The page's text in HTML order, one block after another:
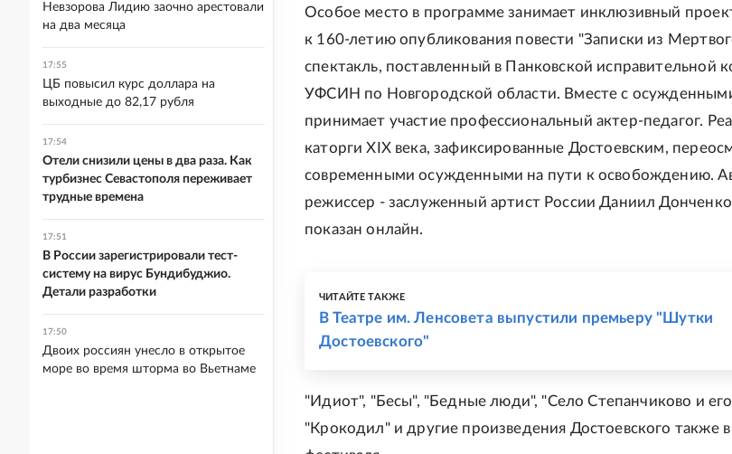
Особое место в программе занимает инклюзивный
к 160-летию опубликования повести "Записки из
спектакль, поставленный в Панковской исправительной
УФСИН по Новгородской области. Вместе с
принимает участие профессиональный актер-педагог.
каторги XIX века, зафиксированные Достоевским,
современными осужденными на пути к освобождению.
режиссер - заслуженный артист России Даниил
показан онлайн.
ЧИТАЙТЕ ТАКЖЕ
В Театре им. Ленсовета выпустили премьеру "Шутки
Достоевского"
"Идиот", "Бесы", "Бедные люди", "Село Степанчиково и
"Крокодил" и другие произведения Достоевского также
Невзорова Лидию заочно арестовали
на два месяца
17:55
ЦБ повысил курс доллара на
выходные до 82,17 рубля
17:54
Отели снизили цены в два раза. Как
турбизнес Севастополя переживает
трудные времена
17:51
В России зарегистрировали тест-
систему на вирус Бундибуджио.
Детали разработки
17:50
Двоих россиян унесло в открытое
море во время шторма во Вьетнаме